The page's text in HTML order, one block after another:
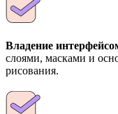
Владение
слоями, масками и
рисования.